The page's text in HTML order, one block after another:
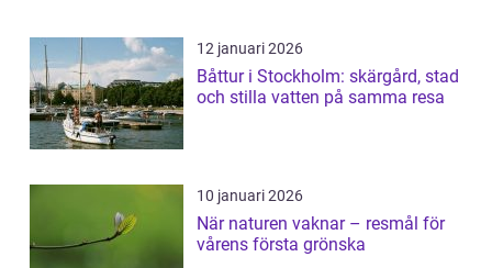
12 januari 2026
Båttur i Stockholm: skärgård, stad
och stilla vatten på samma resa
10 januari 2026
När naturen vaknar – resmål för
vårens första grönska